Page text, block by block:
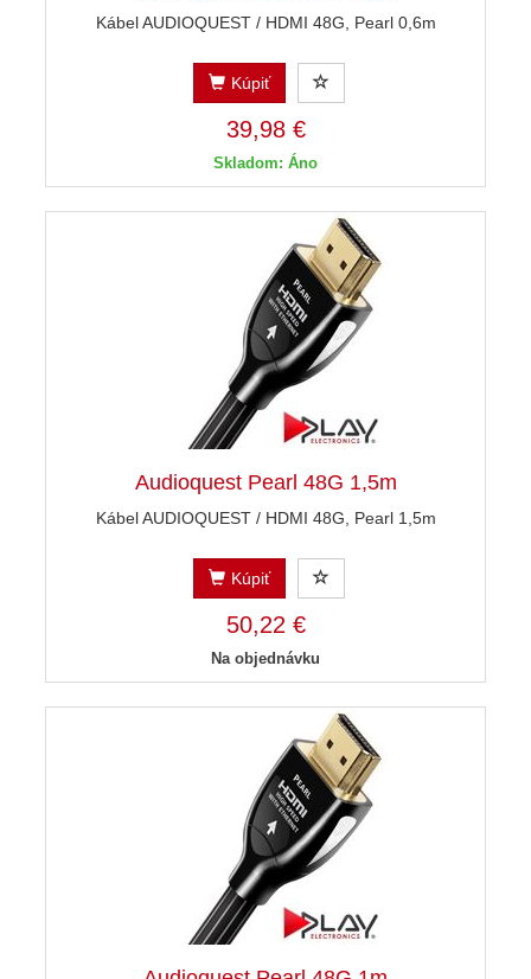
Kábel AUDIOQUEST / HDMI 48G, Pearl 0,6m
Kúpiť
39,98 €
Skladom: Áno
Audioquest Pearl 48G 1,5m
Kábel AUDIOQUEST / HDMI 48G, Pearl 1,5m
Kúpiť
50,22 €
Na objednávku